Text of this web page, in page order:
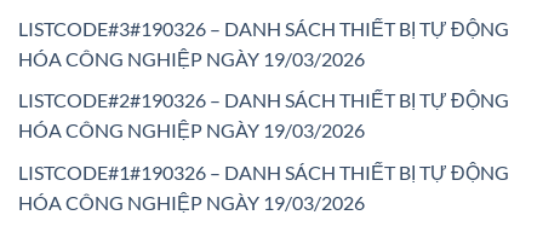
LISTCODE#3#190326 – DANH SÁCH THIẾT BỊ TỰ ĐỘNG
HÓA CÔNG NGHIỆP NGÀY 19/03/2026
LISTCODE#2#190326 – DANH SÁCH THIẾT BỊ TỰ ĐỘNG
HÓA CÔNG NGHIỆP NGÀY 19/03/2026
LISTCODE#1#190326 – DANH SÁCH THIẾT BỊ TỰ ĐỘNG
HÓA CÔNG NGHIỆP NGÀY 19/03/2026